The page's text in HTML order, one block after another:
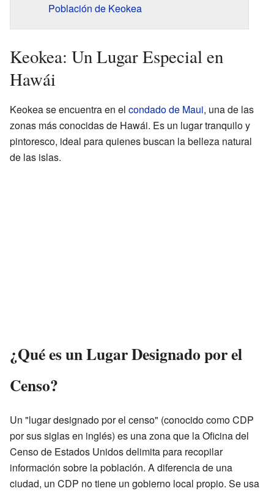
Población de Keokea
Keokea: Un Lugar Especial en
Hawái
Keokea se encuentra en el condado de Maui, una de las
zonas más conocidas de Hawái. Es un lugar tranquilo y
pintoresco, ideal para quienes buscan la belleza natural
de las islas.
¿Qué es un Lugar Designado por el
Censo?
Un "lugar designado por el censo" (conocido como CDP
por sus siglas en inglés) es una zona que la Oficina del
Censo de Estados Unidos delimita para recopilar
información sobre la población. A diferencia de una
ciudad, un CDP no tiene un gobierno local propio. Se usa